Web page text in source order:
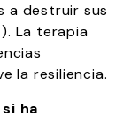
a destruir sus
La terapia
la resiliencia.
ha